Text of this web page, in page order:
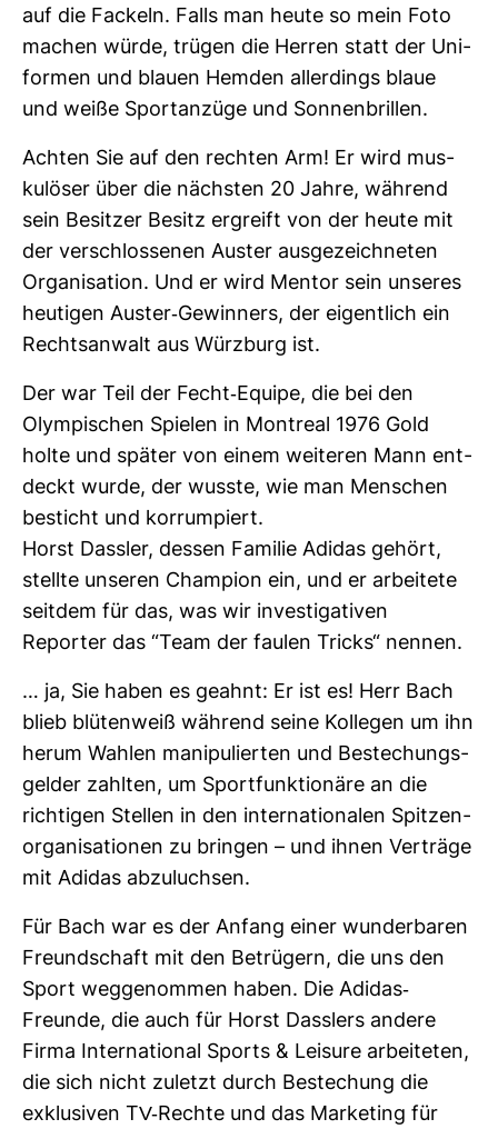
auf die Fackeln. Falls man heute so mein Foto
machen würde, trügen die Herren statt der Uni­
formen und blauen Hemden aller­dings blaue
und weiße Sport­an­züge und Son­nen­brillen.
Achten Sie auf den rechten Arm! Er wird mus­
ku­löser über die nächsten 20 Jahre, wäh­rend
sein Besitzer Besitz ergreift von der heute mit
der ver­schlos­senen Auster aus­ge­zeich­neten
Orga­ni­sa­tion. Und er wird Mentor sein unseres
heu­tigen Auster-​Gewin­ners, der eigent­lich ein
Rechts­an­walt aus Würz­burg ist.
Der war Teil der Fecht-​Equipe, die bei den
Olym­pi­schen Spielen in Mont­real 1976 Gold
holte und später von einem wei­teren Mann ent­
deckt wurde, der wusste, wie man Men­schen
besticht und kor­rum­piert.
Horst Dassler, dessen Familie Adidas gehört,
stellte unseren Cham­pion ein, und er arbei­tete
seitdem für das, was wir inves­ti­ga­tiven
Reporter das “Team der faulen Tricks“ nennen.
… ja, Sie haben es geahnt: Er ist es! Herr Bach
blieb blü­ten­weiß wäh­rend seine Kol­legen um ihn
herum Wahlen mani­pu­lierten und Bestechungs­
gelder zahlten, um Sport­funk­tio­näre an die
rich­tigen Stellen in den inter­na­tio­nalen Spit­zen­
or­ga­ni­sa­tionen zu bringen – und ihnen Ver­träge
mit Adidas abzu­luchsen.
Für Bach war es der Anfang einer wun­der­baren
Freund­schaft mit den Betrü­gern, die uns den
Sport weg­ge­nommen haben. Die Adidas-​
Freunde, die auch für Horst Dass­lers andere
Firma Inter­na­tional Sports & Lei­sure arbei­teten,
die sich nicht zuletzt durch Bestechung die
exklu­siven TV-​Rechte und das Mar­ke­ting für